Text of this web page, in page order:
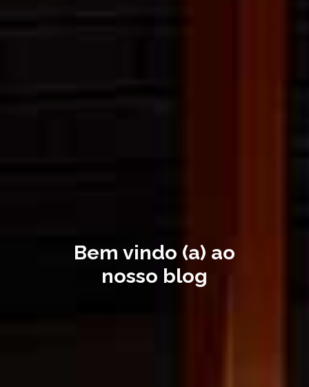
Bem vindo (a) ao
nosso blog